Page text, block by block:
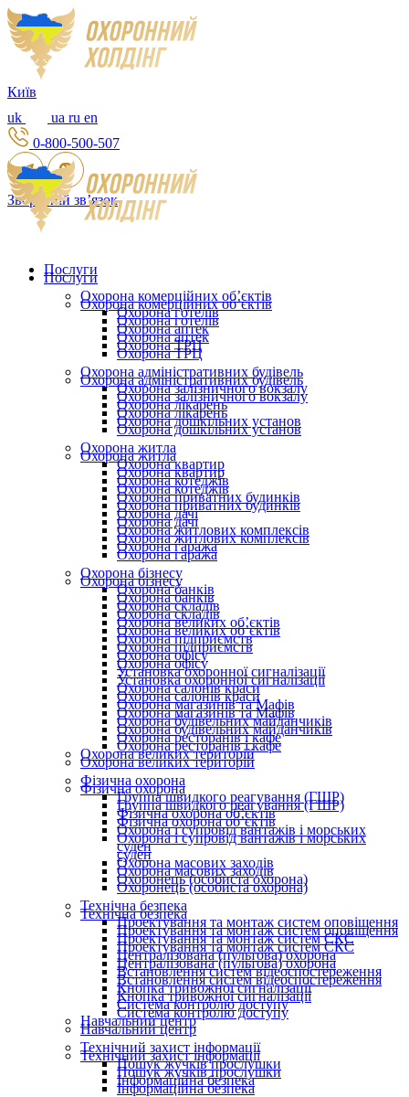
Київ
uk
ua ru en
0-800-500-507
Зворотній зв’язок
Послуги
Охорона комерційних об’єктів
Охорона готелів
Охорона аптек
Охорона ТРЦ
Охорона адміністративних будівель
Охорона залізничного вокзалу
Охорона лікарень
Охорона дошкільних установ
Охорона житла
Охорона квартир
Охорона котеджів
Охорона приватних будинків
Охорона дачі
Охорона житлових комплексів
Охорона гаража
Охорона бізнесу
Охорона банків
Охорона складів
Охорона великих об’єктів
Охорона підприємств
Охорона офісу
Установка охоронної сигналізації
Охорона салонів краси
Охорона магазинів та Мафів
Охорона будівельних майданчиків
Охорона ресторанів і кафе
Охорона великих територій
Фізична охорона
Группа швидкого реагування (ГШР)
Фізична охорона об’єктів
Охорона і супровід вантажів і морських
суден
Охорона масових заходів
Охоронець (особиста охорона)
Технічна безпека
Проектування та монтаж систем оповіщення
Проектування та монтаж систем СКС
Централізована (пультова) охорона
Встановлення систем відеоспостереження
Кнопка тривожної сигналізації
Система контролю доступу
Навчальний центр
Технічний захист інформації
Пошук жучків прослушки
Інформаційна безпека
Послуги
Охорона комерційних об’єктів
Охорона готелів
Охорона аптек
Охорона ТРЦ
Охорона адміністративних будівель
Охорона залізничного вокзалу
Охорона лікарень
Охорона дошкільних установ
Охорона житла
Охорона квартир
Охорона котеджів
Охорона приватних будинків
Охорона дачі
Охорона житлових комплексів
Охорона гаража
Охорона бізнесу
Охорона банків
Охорона складів
Охорона великих об’єктів
Охорона підприємств
Охорона офісу
Установка охоронної сигналізації
Охорона салонів краси
Охорона магазинів та Мафів
Охорона будівельних майданчиків
Охорона ресторанів і кафе
Охорона великих територій
Фізична охорона
Группа швидкого реагування (ГШР)
Фізична охорона об’єктів
Охорона і супровід вантажів і морських
суден
Охорона масових заходів
Охоронець (особиста охорона)
Технічна безпека
Проектування та монтаж систем оповіщення
Проектування та монтаж систем СКС
Централізована (пультова) охорона
Встановлення систем відеоспостереження
Кнопка тривожної сигналізації
Система контролю доступу
Навчальний центр
Технічний захист інформації
Пошук жучків прослушки
Інформаційна безпека